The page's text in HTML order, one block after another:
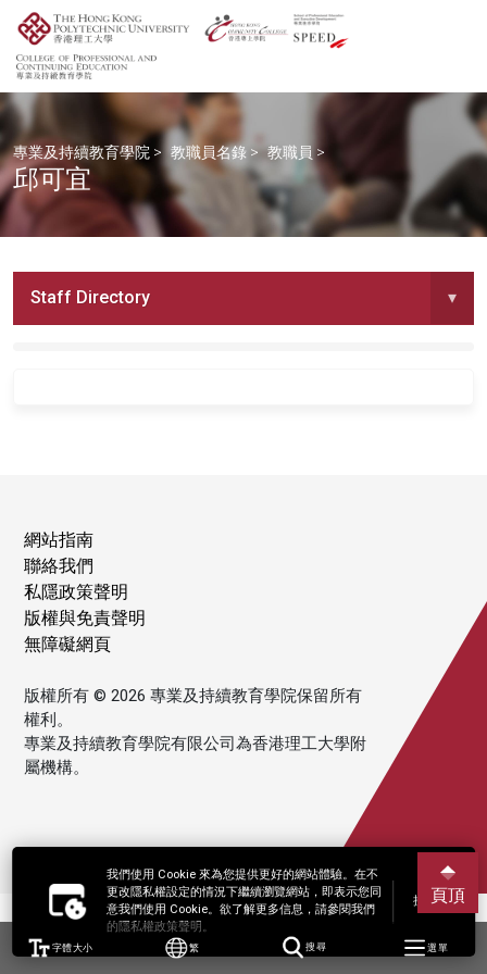
我們使用 Cookie 來為您提供更好的網站體驗。在不
更改隱私權設定的情況下繼續瀏覽網站，即表示您同
意我們使用 Cookie。欲了解更多信息，請參閱我們
的隱私權政策聲明。
接受
字體大小 繁 搜尋 選單
專業及持續教育學院 > 教職員名錄 > 教職員 >
邱可宜
Staff Directory ▾
網站指南
聯絡我們
私隱政策聲明
版權與免責聲明
無障礙網頁
版權所有 © 2026 專業及持續教育學院保留所有
權利。
專業及持續教育學院有限公司為香港理工大學附
屬機構。
頁頂